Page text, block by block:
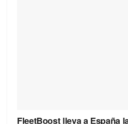
FleetBoost lleva a España